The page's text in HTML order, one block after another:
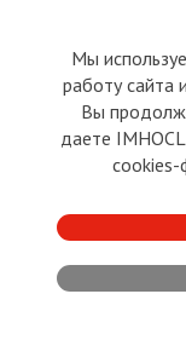
Мы
работу сайта
Вы
даете
cookies-